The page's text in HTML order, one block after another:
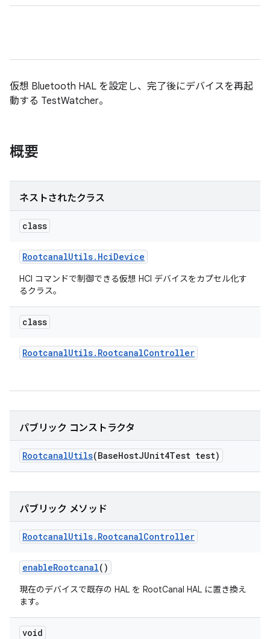
仮想 Bluetooth HAL を設定し、完了後にデバイスを再起
動する TestWatcher。
概要
ネストされたクラス
class
RootcanalUtils. HciDevice
HCI コマンドで制御できる仮想 HCI デバイスをカプセル化す
るクラス。
class
RootcanalUtils. RootcanalController
パブリック コンストラクタ
RootcanalUtils(BaseHostJUnit4Test test)
パブリック メソッド
RootcanalUtils. RootcanalController
enableRootcanal()
現在のデバイスで既存の HAL を RootCanal HAL に置き換え
ます。
void